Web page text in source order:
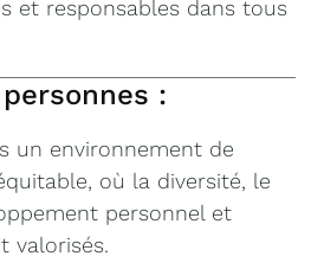
et responsables dans tous
:
un environnement de
où la diversité, le
personnel et
valorisés.